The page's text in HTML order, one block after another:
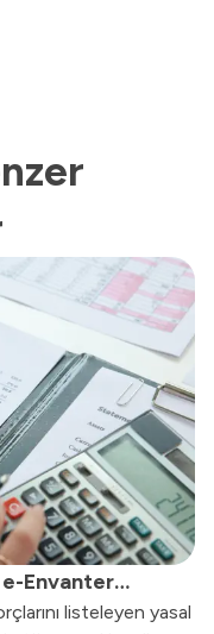
Envanter
listeleyen yasal